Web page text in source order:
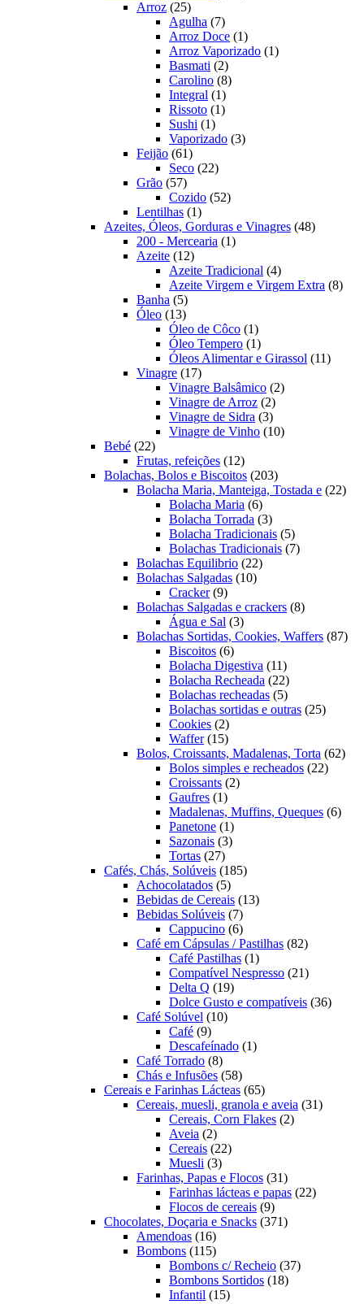
Arroz 2525
produtos
Agulha 77
produtos
Arroz Doce 11
produto
Arroz Vaporizado 11
Basmati 22
produtos
Carolino 88
Integral 11
produto
Rissoto 11
Sushi 11
produto
Vaporizado 33
Feijão 6161
produtos
Seco 2222
Grão 5757
produtos
Cozido 5252
Lentilhas 11
produto
Azeites, Óleos, Gorduras e Vinagres 4848
200 - Mercearia 11
Azeite 1212
produtos
Azeite Tradicional 44
produtos
Azeite Virgem e Virgem Extra 88
Banha 55
produtos
Óleo 1313
produtos
Óleo de Côco 11
produto
Óleo Tempero 11
produto
Óleos Alimentar e Girassol 1111
Vinagre 1717
produtos
Vinagre Balsâmico 22
Vinagre de Arroz 22
produtos
Vinagre de Sidra 33
produtos
Vinagre de Vinho 1010
Bebé 2222
produtos
Frutas, refeições 1212
produtos
Bolachas, Bolos e Biscoitos 203203
produtos
Bolacha Maria, Manteiga, Tostada e 2222
Bolacha Maria 66
produtos
Bolacha Torrada 33
produtos
Bolacha Tradicionais 55
produtos
Bolachas Tradicionais 77
Bolachas Equilibrio 2222
Bolachas Salgadas 1010
Cracker 99
produtos
Bolachas Salgadas e crackers 88
Água e Sal 33
produtos
Bolachas Sortidas, Cookies, Waffers 8787
Biscoitos 66
produtos
Bolacha Digestiva 1111
produtos
Bolacha Recheada 2222
produtos
Bolachas recheadas 55
produtos
Bolachas sortidas e outras 2525
Cookies 22
produtos
Waffer 1515
produtos
Bolos, Croissants, Madalenas, Torta 6262
Bolos simples e recheados 2222
Croissants 22
Gaufres 11
produto
Madalenas, Muffins, Queques 66
Panetone 11
produto
Sazonais 33
Tortas 2727
produtos
Cafés, Chás, Solúveis 185185
Achocolatados 55
produtos
Bebidas de Cereais 1313
Bebidas Solúveis 77
produtos
Cappucino 66
produtos
Café em Cápsulas / Pastilhas 8282
Café Pastilhas 11
produto
Compatível Nespresso 2121
Delta Q 1919
produtos
Dolce Gusto e compatíveis 3636
Café Solúvel 1010
Café 99
produtos
Descafeínado 11
Café Torrado 88
produtos
Chás e Infusões 5858
produtos
Cereais e Farinhas Lácteas 6565
produtos
Cereais, muesli, granola e aveia 3131
Cereais, Corn Flakes 22
Aveia 22
produtos
Cereais 2222
Muesli 33
produtos
Farinhas, Papas e Flocos 3131
produtos
Farinhas lácteas e papas 2222
Flocos de cereais 99
produtos
Chocolates, Doçaria e Snacks 371371
Amendoas 1616
produtos
Bombons 115115
produtos
Bombons c/ Recheio 3737
Bombons Sortidos 1818
Infantil 1515